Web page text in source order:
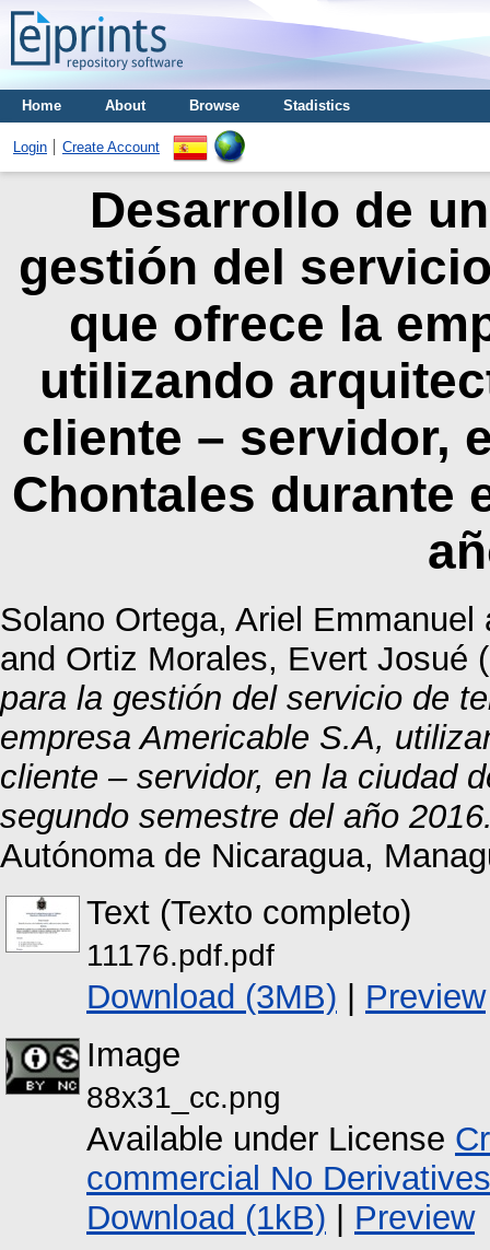
Home About Browse Stadistics
Login Create Account
Desarrollo de
gestión del
que ofrece la
utilizando
cliente – servidor,
Chontales durante
Solano Ortega, Ariel Emmanuel
and Ortiz Morales, Evert Josué
para la gestión del servicio de
empresa Americable S.A,
cliente – servidor, en la ciudad
segundo semestre del año
Autónoma de Nicaragua,
Text (Texto completo)
11176.pdf.pdf
Download (3MB) | Preview
Image
88x31_cc.png
Available under License
commercial No Derivatives
Download (1kB) | Preview